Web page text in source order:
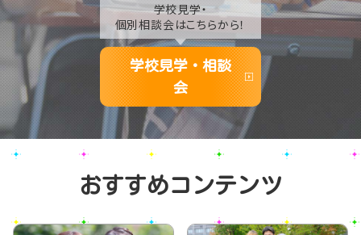
学校見学・
個別相談会はこちらから！
学校見学・相談
会
おすすめコンテンツ